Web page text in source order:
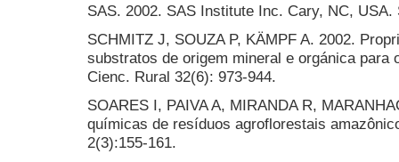
SAS. 2002. SAS Institute Inc. Cary, NC,
SCHMITZ J, SOUZA P, KÄMPF A. 2002.
substratos de origem mineral e orgánica para
Cienc. Rural 32(6): 973-944.
SOARES I, PAIVA A, MIRANDA R,
químicas de resíduos agroflorestais
2(3):155-161.